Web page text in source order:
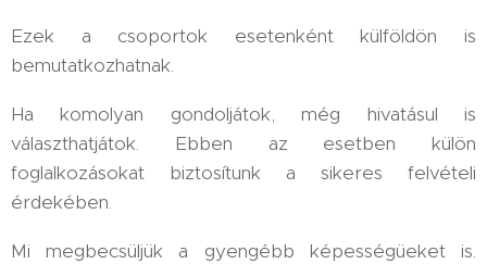
Ezek a csoportok esetenként külföldön is
bemutatkozhatnak.
Ha komolyan gondoljátok, még hivatásul is
választhatjátok. Ebben az esetben külön
foglalkozásokat biztosítunk a sikeres felvételi
érdekében.
Mi megbecsüljük a gyengébb képességüeket is.